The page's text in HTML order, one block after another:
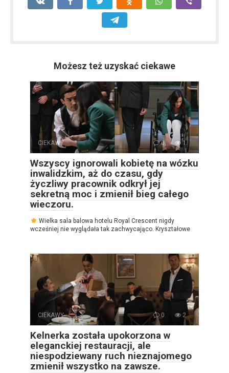
Możesz też uzyskać ciekawe
CIEKAWY 0 1
Wszyscy ignorowali kobietę na wózku
inwalidzkim, aż do czasu, gdy
życzliwy pracownik odkrył jej
sekretną moc i zmienił bieg całego
wieczoru.
Wielka sala balowa hotelu Royal Crescent nigdy
wcześniej nie wyglądała tak zachwycająco. Kryształowe
CIEKAWY 0 2
Kelnerka została upokorzona w
eleganckiej restauracji, ale
niespodziewany ruch nieznajomego
zmienił wszystko na zawsze.